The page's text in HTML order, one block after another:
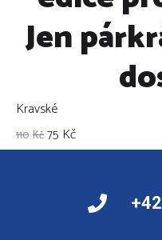
Jen
Kravské
Kč
110 Kč
75